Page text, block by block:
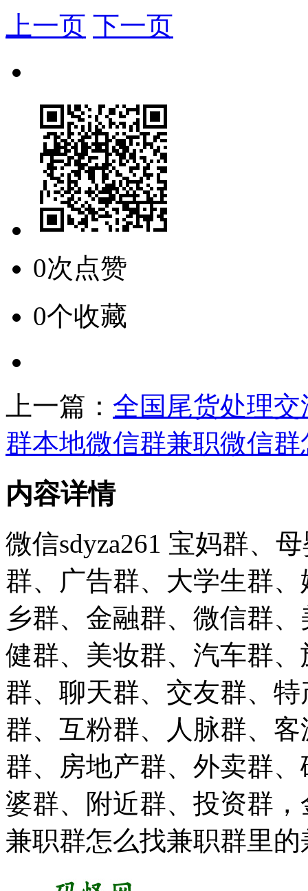
上一页 下一页
0次点赞
0个收藏
上一篇： 全国尾货处理交
群本地微信群兼职微信
内容详情
微信sdyza261 宝妈群、
群、广告群、大学生群
乡群、金融群、微信群
健群、美妆群、汽车群
群、聊天群、交友群、
群、互粉群、人脉群、
群、房地产群、外卖群
婆群、附近群、投资群
兼职群怎么找兼职群里